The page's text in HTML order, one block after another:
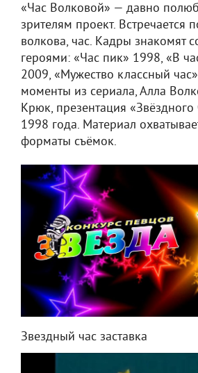
«Час Волковой» — давно
зрителям проект. Встречается
волкова, час. Кадры знакомят
героями: «Час пик» 1998, «В
2009, «Мужество классный
моменты из сериала, Алла
Крюк, презентация «Звёздного
1998 года. Материал
форматы съёмок.
Звездный час заставка